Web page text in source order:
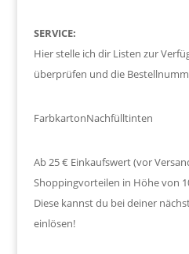
SERVICE:
Hier stelle ich dir Listen zur
überprüfen und die
FarbkartonNachfülltinten
Ab 25 € Einkaufswert (vor
Shoppingvorteilen in Höhe von
Diese kannst du bei deiner
einlösen!